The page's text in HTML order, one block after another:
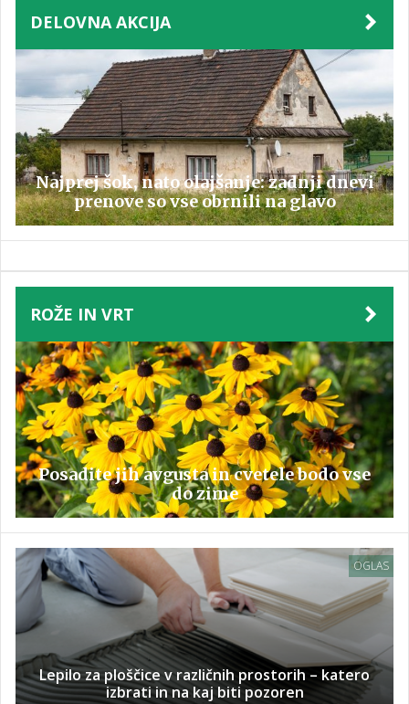
DELOVNA AKCIJA
Najprej šok, nato olajšanje: zadnji dnevi
prenove so vse obrnili na glavo
ROŽE IN VRT
Posadite jih avgusta in cvetele bodo vse
do zime
OGLAS
Lepilo za ploščice v različnih prostorih – katero
izbrati in na kaj biti pozoren